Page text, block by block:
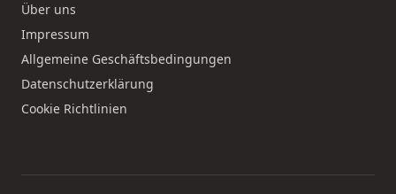
Über uns
Impressum
Allgemeine Geschäftsbedingungen
Datenschutzerklärung
Cookie Richtlinien